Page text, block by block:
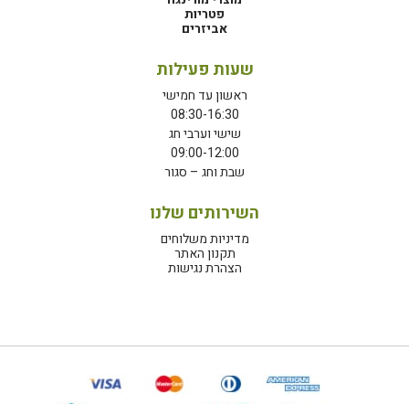
פטריות
אביזרים
שעות פעילות
ראשון עד חמישי
08:30-16:30
שישי וערבי חג
09:00-12:00
שבת וחג – סגור
השירותים שלנו
מדיניות משלוחים
תקנון האתר
הצהרת נגישות